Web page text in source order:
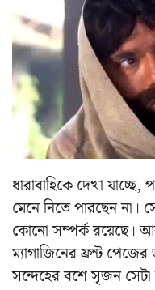
ধারাবাহিকে দেখা
মেনে নিতে পারছেন না।
কোনো সম্পর্ক রয়েছে।
ম্যাগাজিনের ফ্রন্ট
সন্দেহের বশে সৃজন সেটা